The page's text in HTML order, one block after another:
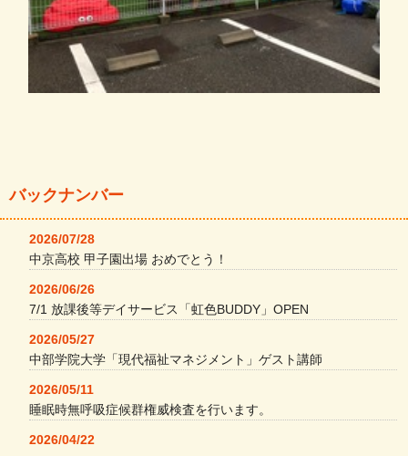
バックナンバー
2026/07/28
中京高校 甲子園出場 おめでとう！
2026/06/26
7/1 放課後等デイサービス「虹色BUDDY」OPEN
2026/05/27
中部学院大学「現代福祉マネジメント」ゲスト講師
2026/05/11
睡眠時無呼吸症候群権威検査を行います。
2026/04/22